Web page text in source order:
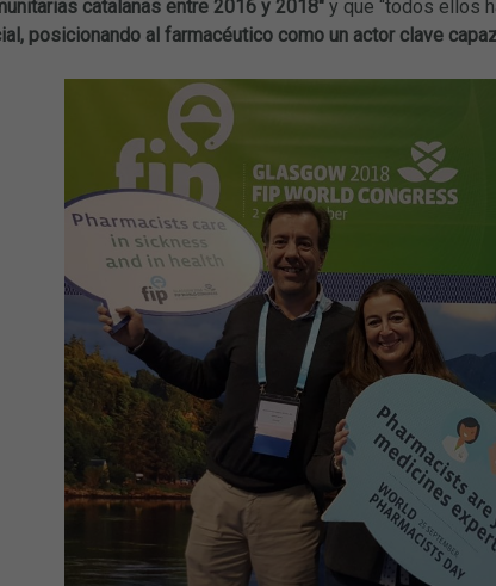
catalanas entre 2016 y 2018″ y que “todos ellos
posicionando al farmacéutico como un actor clave